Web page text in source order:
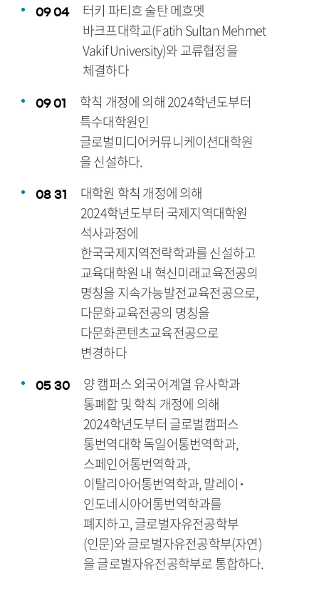
0904
터키 파티흐 술탄 메흐멧
바크프대학교(Fatih Sultan Mehmet
Vakif University)와 교류협정을
체결하다
0901
학칙 개정에 의해 2024학년도부터
특수대학원인
글로벌미디어커뮤니케이션대학원
을 신설하다.
08 31
대학원 학칙 개정에 의해
2024학년도부터 국제지역대학원
석사과정에
한국국제지역전략학과를 신설하고
교육대학원 내 혁신미래교육전공의
명칭을 지속가능발전교육전공으로,
다문화교육전공의 명칭을
다문화콘텐츠교육전공으로
변경하다
05 30
양 캠퍼스 외국어계열 유사학과
통폐합 및 학칙 개정에 의해
2024학년도부터 글로벌캠퍼스
통번역대학 독일어통번역학과,
스페인어통번역학과,
이탈리아어통번역학과, 말레이･
인도네시아어통번역학과를
폐지하고, 글로벌자유전공학부
(인문)와 글로벌자유전공학부(자연)
을 글로벌자유전공학부로 통합하다.